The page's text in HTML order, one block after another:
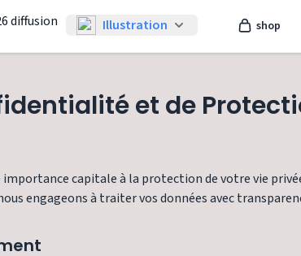
Illustration shop
et de
capitale à la protection de votre vie
engageons à traiter vos données avec